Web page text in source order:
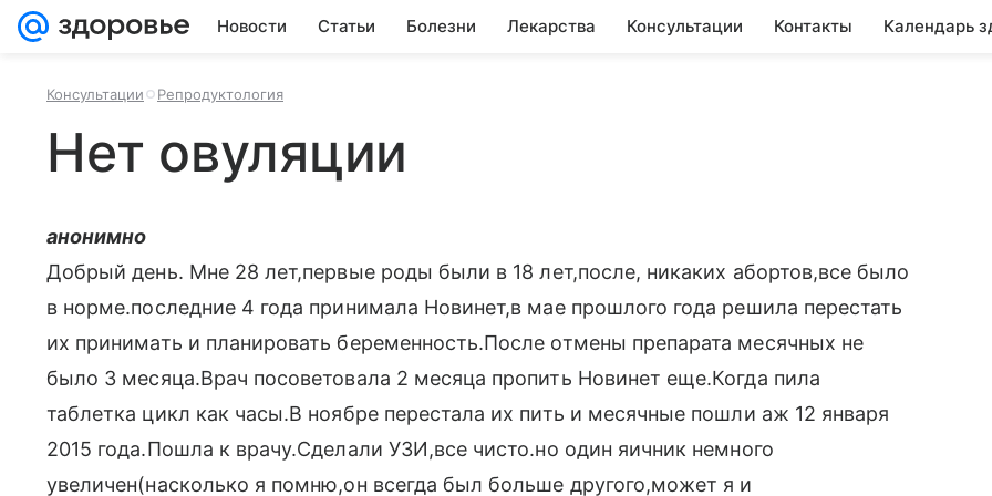
Новости Статьи Болезни Лекарства Консультации Контакты Календарь
Консультации Репродуктология
Нет овуляции
анонимно
Добрый день. Мне 28 лет,первые роды были в 18 лет,после, никаких абортов,все было
в норме.последние 4 года принимала Новинет,в мае прошлого года решила перестать
их принимать и планировать беременность.После отмены препарата месячных не
было 3 месяца.Врач посоветовала 2 месяца пропить Новинет еще.Когда пила
таблетка цикл как часы.В ноябре перестала их пить и месячные пошли аж 12 января
2015 года.Пошла к врачу.Сделали УЗИ,все чисто.но один яичник немного
увеличен(насколько я помню,он всегда был больше другого,может я и